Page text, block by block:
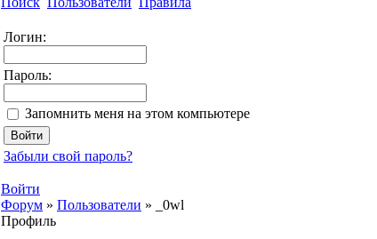
Логин:
Пароль:
Запомнить меня на этом компьютере
Забыли свой пароль?
Войти
Форум » Пользователи »
_0wl
Профиль